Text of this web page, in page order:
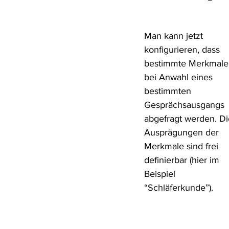
Man kann jetzt
konfigurieren, dass
bestimmte
bei Anwahl eines
bestimmten
Gesprächsausgangs
abgefragt werden.
Ausprägungen der
Merkmale sind frei
definierbar (hier im
Beispiel
“Schläferkunde”).